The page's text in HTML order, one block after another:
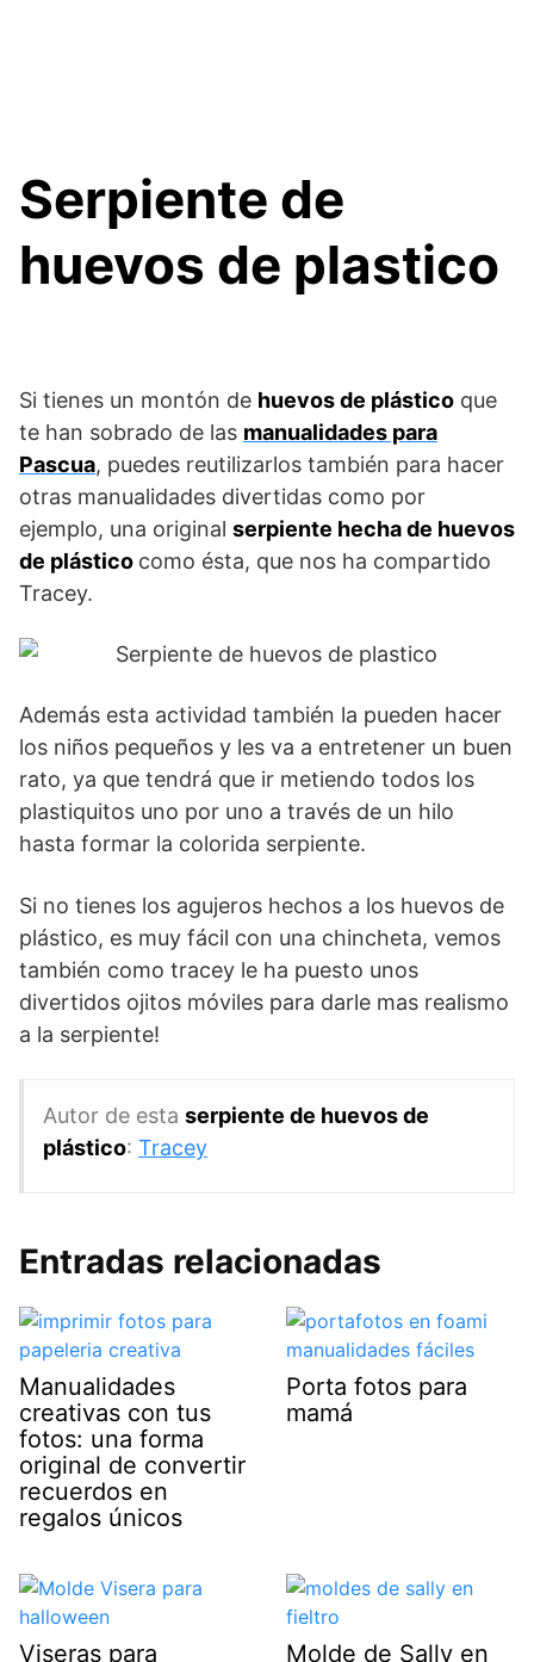
Serpiente de
huevos de plastico
Si tienes un montón de huevos de plástico que
te han sobrado de las manualidades para
Pascua, puedes reutilizarlos también para hacer
otras manualidades divertidas como por
ejemplo, una original serpiente hecha de huevos
de plástico como ésta, que nos ha compartido
Tracey.
Además esta actividad también la pueden hacer
los niños pequeños y les va a entretener un buen
rato, ya que tendrá que ir metiendo todos los
plastiquitos uno por uno a través de un hilo
hasta formar la colorida serpiente.
Si no tienes los agujeros hechos a los huevos de
plástico, es muy fácil con una chincheta, vemos
también como tracey le ha puesto unos
divertidos ojitos móviles para darle mas realismo
a la serpiente!
Autor de esta serpiente de huevos de
plástico: Tracey
Entradas relacionadas
Manualidades
creativas con tus
fotos: una forma
original de convertir
recuerdos en
regalos únicos
Porta fotos para
mamá
Viseras para
Molde de Sally en